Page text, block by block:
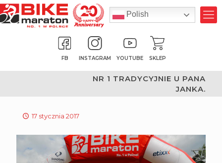
FB INSTAGRAM YOUTUBE SKLEP
Polish
NR 1 TRADYCYJNIE U PANA
JANKA.
17 stycznia 2017